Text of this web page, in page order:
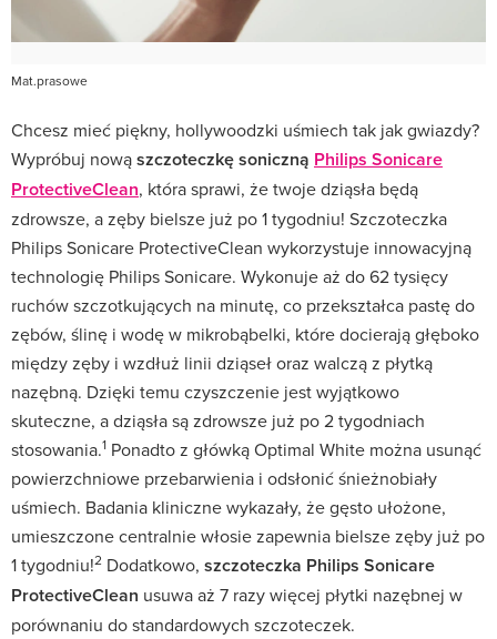
Mat.prasowe
Chcesz mieć piękny, hollywoodzki uśmiech tak jak gwiazdy?
Wypróbuj nowąszczoteczkę soniczną Philips Sonicare
ProtectiveClean, która sprawi, że twoje dziąsła będą
zdrowsze, a zęby bielsze już po 1 tygodniu! Szczoteczka
Philips Sonicare ProtectiveClean wykorzystuje innowacyjną
technologię Philips Sonicare. Wykonuje aż do 62 tysięcy
ruchów szczotkujących na minutę, co przekształca pastę do
zębów, ślinę i wodę w mikrobąbelki, które docierają głęboko
między zęby i wzdłuż linii dziąseł oraz walczą z płytką
nazębną. Dzięki temu czyszczenie jest wyjątkowo
skuteczne, a dziąsła są zdrowsze już po 2 tygodniach
stosowania.1 Ponadto z główką Optimal White można usunąć
powierzchniowe przebarwienia i odsłonić śnieżnobiały
uśmiech. Badania kliniczne wykazały, że gęsto ułożone,
umieszczone centralnie włosie zapewnia bielsze zęby już po
1 tygodniu!2 Dodatkowo, szczoteczka Philips Sonicare
ProtectiveClean usuwa aż 7 razy więcej płytki nazębnej w
porównaniu do standardowych szczoteczek.